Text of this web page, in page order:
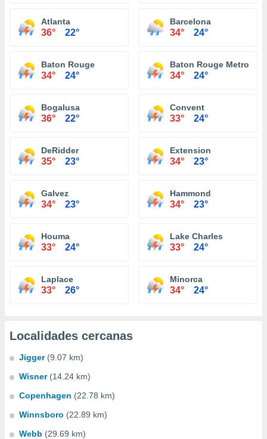
Atlanta
36° 22°
Barcelona
34° 24°
Baton Rouge
34° 24°
Baton Rouge
34° 24°
Bogalusa
36° 22°
Convent
33° 24°
DeRidder
35° 23°
Extension
34° 23°
Galvez
34° 23°
Hammond
34° 23°
Houma
33° 24°
Lake Charles
33° 24°
Laplace
33° 26°
Minorca
34° 24°
Localidades cercanas
Jigger (9.07 km)
Wisner (14.24 km)
Copenhagen (22.78 km)
Winnsboro (22.89 km)
Webb (29.69 km)